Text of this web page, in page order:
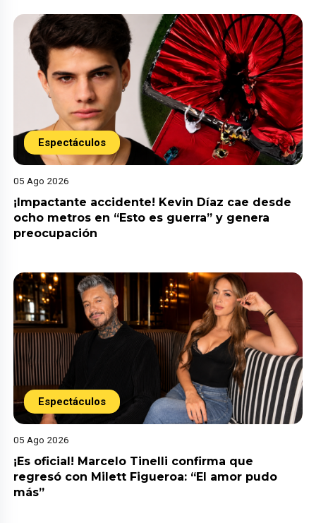
Espectáculos
05 Ago 2026
¡Impactante accidente! Kevin Díaz cae desde
ocho metros en “Esto es guerra” y genera
preocupación
Espectáculos
05 Ago 2026
¡Es oficial! Marcelo Tinelli confirma que
regresó con Milett Figueroa: “El amor pudo
más”